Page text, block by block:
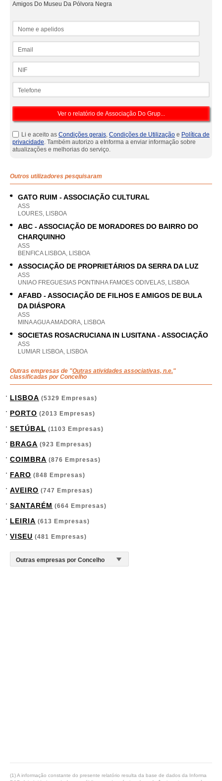
Amigos Do Museu Da Pólvora Negra
Li e aceito as Condições gerais, Condições de Utilização e Política de
privacidade. Também autorizo a eInforma a enviar informação sobre
atualizações e melhorias do serviço.
Outros utilizadores pesquisaram
GATO RUIM - ASSOCIAÇÃO CULTURAL
ASS
LOURES, LISBOA
ABC - ASSOCIAÇÃO DE MORADORES DO BAIRRO DO
CHARQUINHO
ASS
BENFICA LISBOA, LISBOA
ASSOCIAÇÃO DE PROPRIETÁRIOS DA SERRA DA LUZ
ASS
UNIAO FREGUESIAS PONTINHA FAMOES ODIVELAS, LISBOA
AFABD - ASSOCIAÇÃO DE FILHOS E AMIGOS DE BULA
DA DIÁSPORA
ASS
MINA AGUA AMADORA, LISBOA
SOCIETAS ROSACRUCIANA IN LUSITANA - ASSOCIAÇÃO
ASS
LUMIAR LISBOA, LISBOA
Outras empresas de "Outras atividades associativas, n.e."
classificadas por Concelho
LISBOA (5329 Empresas)
PORTO (2013 Empresas)
SETÚBAL (1103 Empresas)
BRAGA (923 Empresas)
COIMBRA (876 Empresas)
FARO (848 Empresas)
AVEIRO (747 Empresas)
SANTARÉM (664 Empresas)
LEIRIA (613 Empresas)
VISEU (481 Empresas)
(1) A informação constante do presente relatório resulta da base de dados da Informa